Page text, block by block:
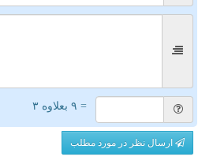
= ۹ بعلاوه ۳
ارسال نظر در مورد مطلب